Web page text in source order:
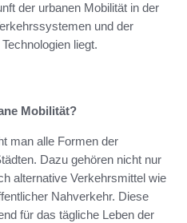
der urbanen Mobilität in der
und der
liegt.
Mobilität?
man alle Formen der
Dazu gehören nicht nur
alternative Verkehrsmittel wie
Nahverkehr. Diese
für das tägliche Leben der